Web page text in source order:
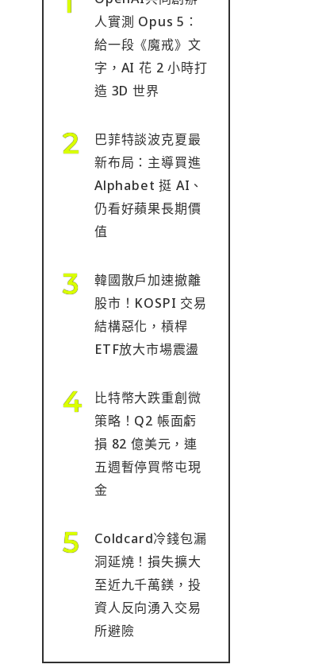
人實測 Opus 5：
給一段《魔戒》文
字，AI 花 2 小時打
造 3D 世界
巴菲特談波克夏最
新布局：主導買進
Alphabet 挺 AI、
仍看好蘋果長期價
值
韓國散戶加速撤離
股市！KOSPI 交易
結構惡化，槓桿
ETF放大市場震盪
比特幣大跌重創微
策略！Q2 帳面虧
損 82 億美元，連
五週暫停買幣屯現
金
Coldcard冷錢包漏
洞延燒！損失擴大
至近九千萬鎂，投
資人反向湧入交易
所避險